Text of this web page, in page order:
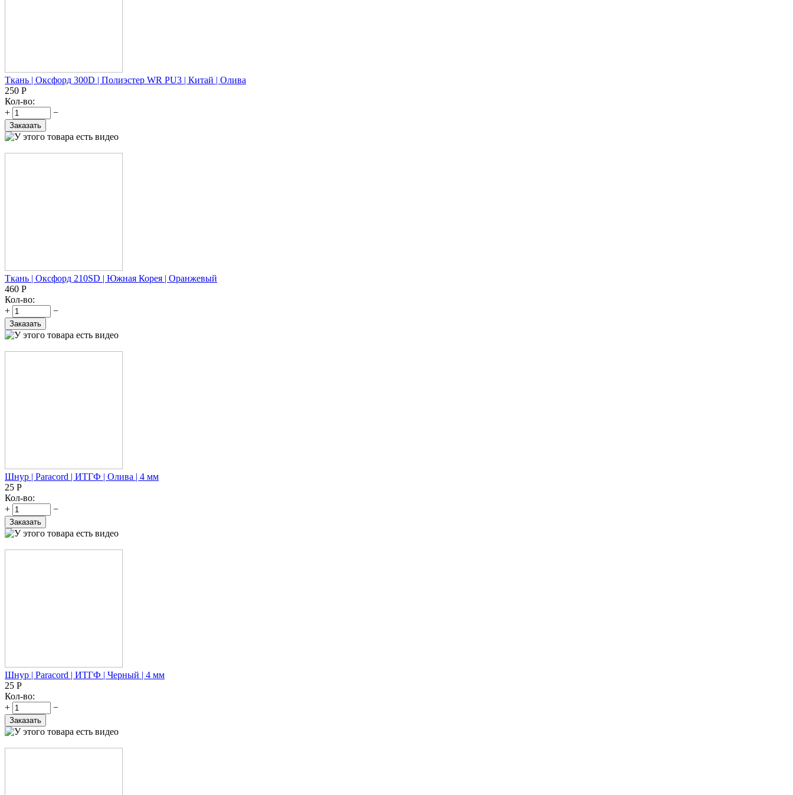
Ткань | Оксфорд 300D | Полиэстер WR PU3 | Китай | Олива
250 Р
Кол-во:
+
−
Заказать
Ткань | Оксфорд 210SD | Южная Корея | Оранжевый
460 Р
Кол-во:
+
−
Заказать
Шнур | Paracord | ИТГФ | Олива | 4 мм
25 Р
Кол-во:
+
−
Заказать
Шнур | Paracord | ИТГФ | Черный | 4 мм
25 Р
Кол-во:
+
−
Заказать